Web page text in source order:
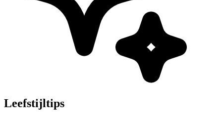
Leefstijltips